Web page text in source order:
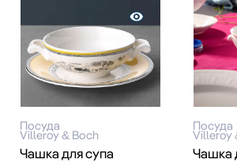
Посуда
Villeroy & Boch
Чашка для супа
Посуда
Villeroy
Чашка